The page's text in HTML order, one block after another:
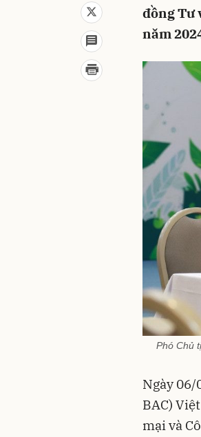
đồng Tư
năm
Phó Chủ
Ngày 06/
BAC)
mại và